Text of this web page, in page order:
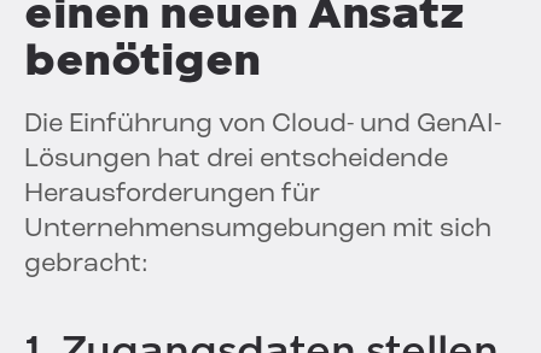
einen neuen Ansatz
benötigen
Die Einführung von Cloud- und GenAI-
Lösungen hat drei entscheidende
Herausforderungen für
Unternehmensumgebungen mit sich
gebracht: